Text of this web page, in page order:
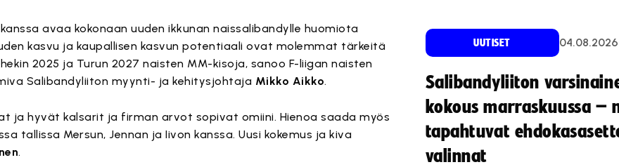
avaa kokonaan uuden ikkunan naissalibandylle huomiota
kasvu ja kaupallisen kasvun potentiaali ovat molemmat tärkeitä
2025 ja Turun 2027 naisten MM-kisoja, sanoo F-liigan naisten
Salibandyliiton myynti- ja kehitysjohtaja Mikko Aikko.
ja hyvät kalsarit ja firman arvot sopivat omiini. Hienoa saada myös
tallissa Mersun, Jennan ja Iivon kanssa. Uusi kokemus ja kiva
.
UUTISET 04.08.2026
Salibandyliiton
kokous marraskuussa –
tapahtuvat
valinnat